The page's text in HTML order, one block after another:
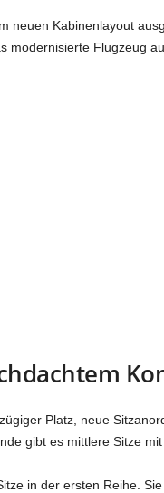
neuen Kabinenlayout
Flugzeug
Platz, neue
gibt es mittlere Sitze
in der ersten Reihe.